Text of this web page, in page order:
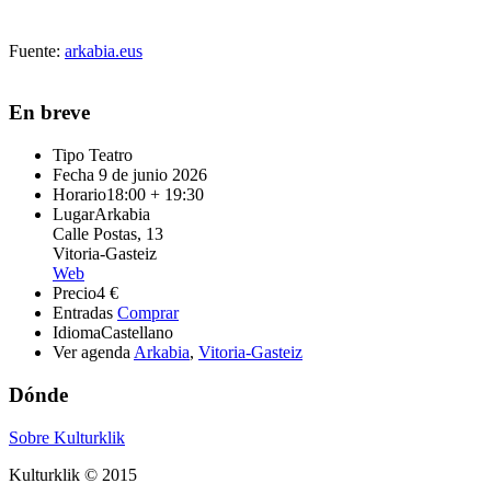
Fuente: arkabia.eus
En breve
Tipo Teatro
Fecha 9 de junio 2026
Horario18:00 + 19:30
LugarArkabia
Calle Postas, 13
Vitoria-Gasteiz
Web
Precio4 €
Entradas Comprar
IdiomaCastellano
Ver agenda Arkabia, Vitoria-Gasteiz
Dónde
Sobre Kulturklik
Kulturklik © 2015